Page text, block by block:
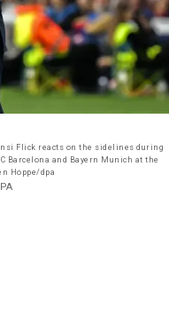
Flick reacts on the sidelines during
Barcelona and Bayern Munich at the
Hoppe/dpa